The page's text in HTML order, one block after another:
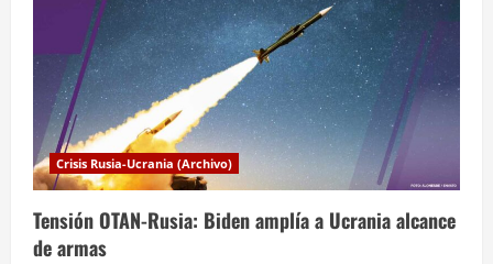
a
d
a
s
Crisis Rusia-Ucrania (Archivo)
Tensión OTAN-Rusia: Biden amplía a Ucrania alcance
de armas